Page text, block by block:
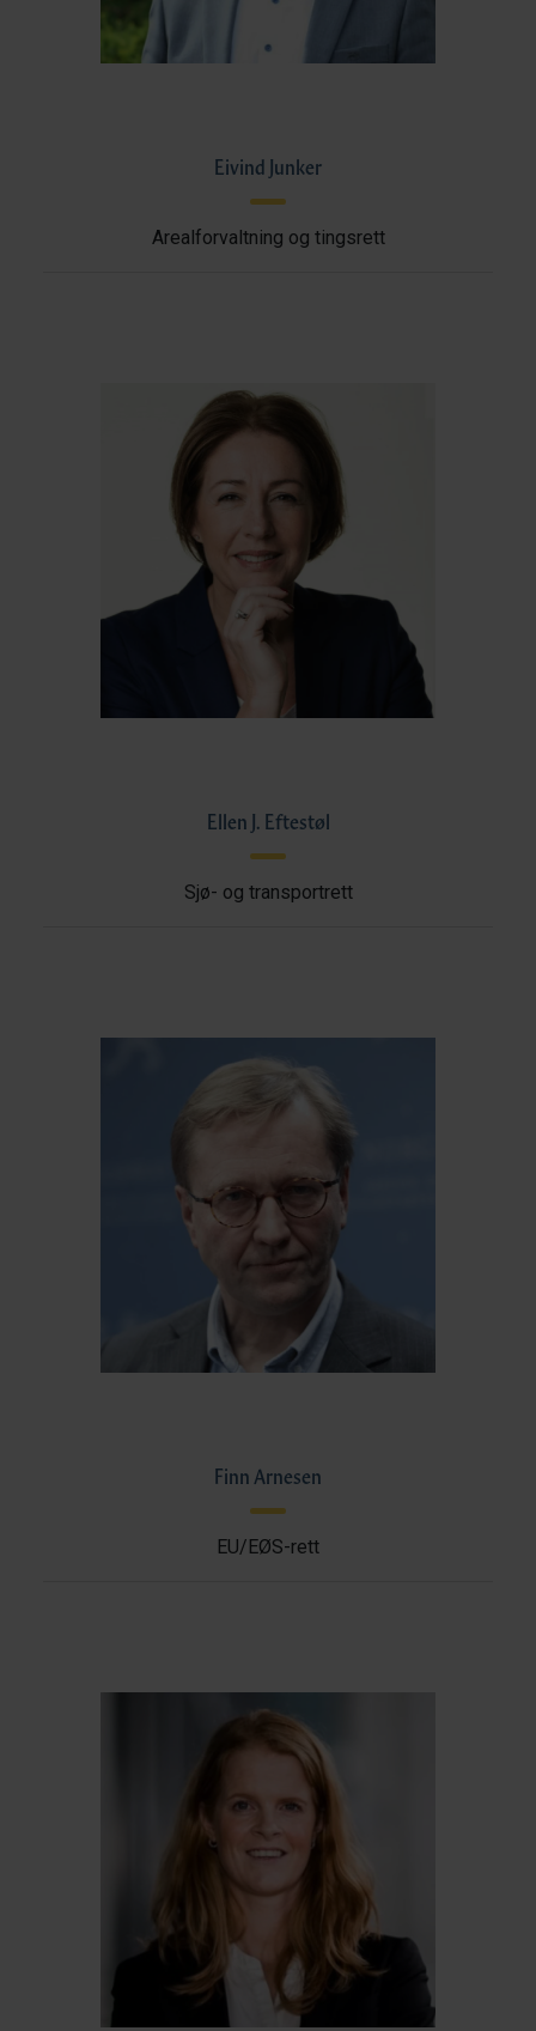
Eivind Junker
Arealforvaltning og tingsrett
Ellen J. Eftestøl
Sjø- og transportrett
Finn Arnesen
EU/EØS-rett